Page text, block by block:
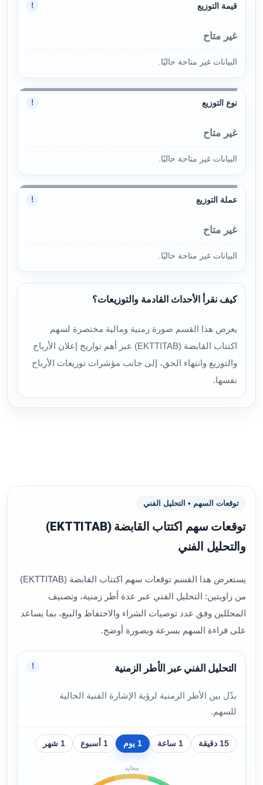
قيمة التوزيع !
غير متاح
البيانات غير متاحة حاليًا.
نوع التوزيع !
غير متاح
البيانات غير متاحة حاليًا.
عملة التوزيع !
غير متاح
البيانات غير متاحة حاليًا.
كيف نقرأ الأحداث القادمة والتوزيعات؟
يعرض هذا القسم صورة زمنية ومالية مختصرة لسهم
اكتتاب القابضة (EKTTITAB) عبر أهم تواريخ إعلان الأرباح
والتوزيع وانتهاء الحق، إلى جانب مؤشرات توزيعات الأرباح
نفسها.
توقعات السهم • التحليل الفني
توقعات سهم اكتتاب القابضة (EKTTITAB)
والتحليل الفني
يستعرض هذا القسم توقعات سهم اكتتاب القابضة (EKTTITAB)
من زاويتين: التحليل الفني عبر عدة أطر زمنية، وتصنيف
المحللين وفق عدد توصيات الشراء والاحتفاظ والبيع، بما يساعد
على قراءة السهم بسرعة وبصورة أوضح.
التحليل الفني عبر الأطر الزمنية
بدّل بين الأطر الزمنية لرؤية الإشارة الفنية الحالية
للسهم.
!
15 دقيقة 1 ساعة 1 يوم 1 أسبوع 1 شهر
محايد